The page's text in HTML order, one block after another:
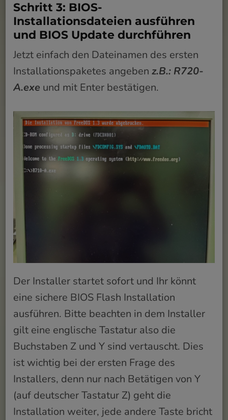
Schritt 3: BIOS-
Installationsdateien ausführen
und BIOS Update durchführen
Jetzt einfach den Dateinamen des ersten
Installationspaketes angebenz.B.: R720-
A.exe und mit Enter bestätigen.
Der Installer startet sofort und Ihr könnt
eine sichere BIOS Flash Installation
ausführen. Bitte beachten in dem Installer
gilt eine englische Tastatur also die
Buchstaben Z und Y sind vertauscht. Dies
ist wichtig bei der ersten Frage des
Installers, denn nur nach Betätigen von Y
(auf deutscher Tastatur Z) geht die
Installation weiter, jede andere Taste bricht